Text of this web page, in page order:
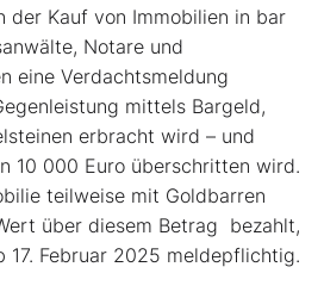
der Kauf von Immobilien in bar
Notare und
eine Verdachtsmeldung
mittels Bargeld,
erbracht wird – und
10 000 Euro überschritten wird.
teilweise mit Goldbarren
über diesem Betrag bezahlt,
17. Februar 2025 meldepflichtig.